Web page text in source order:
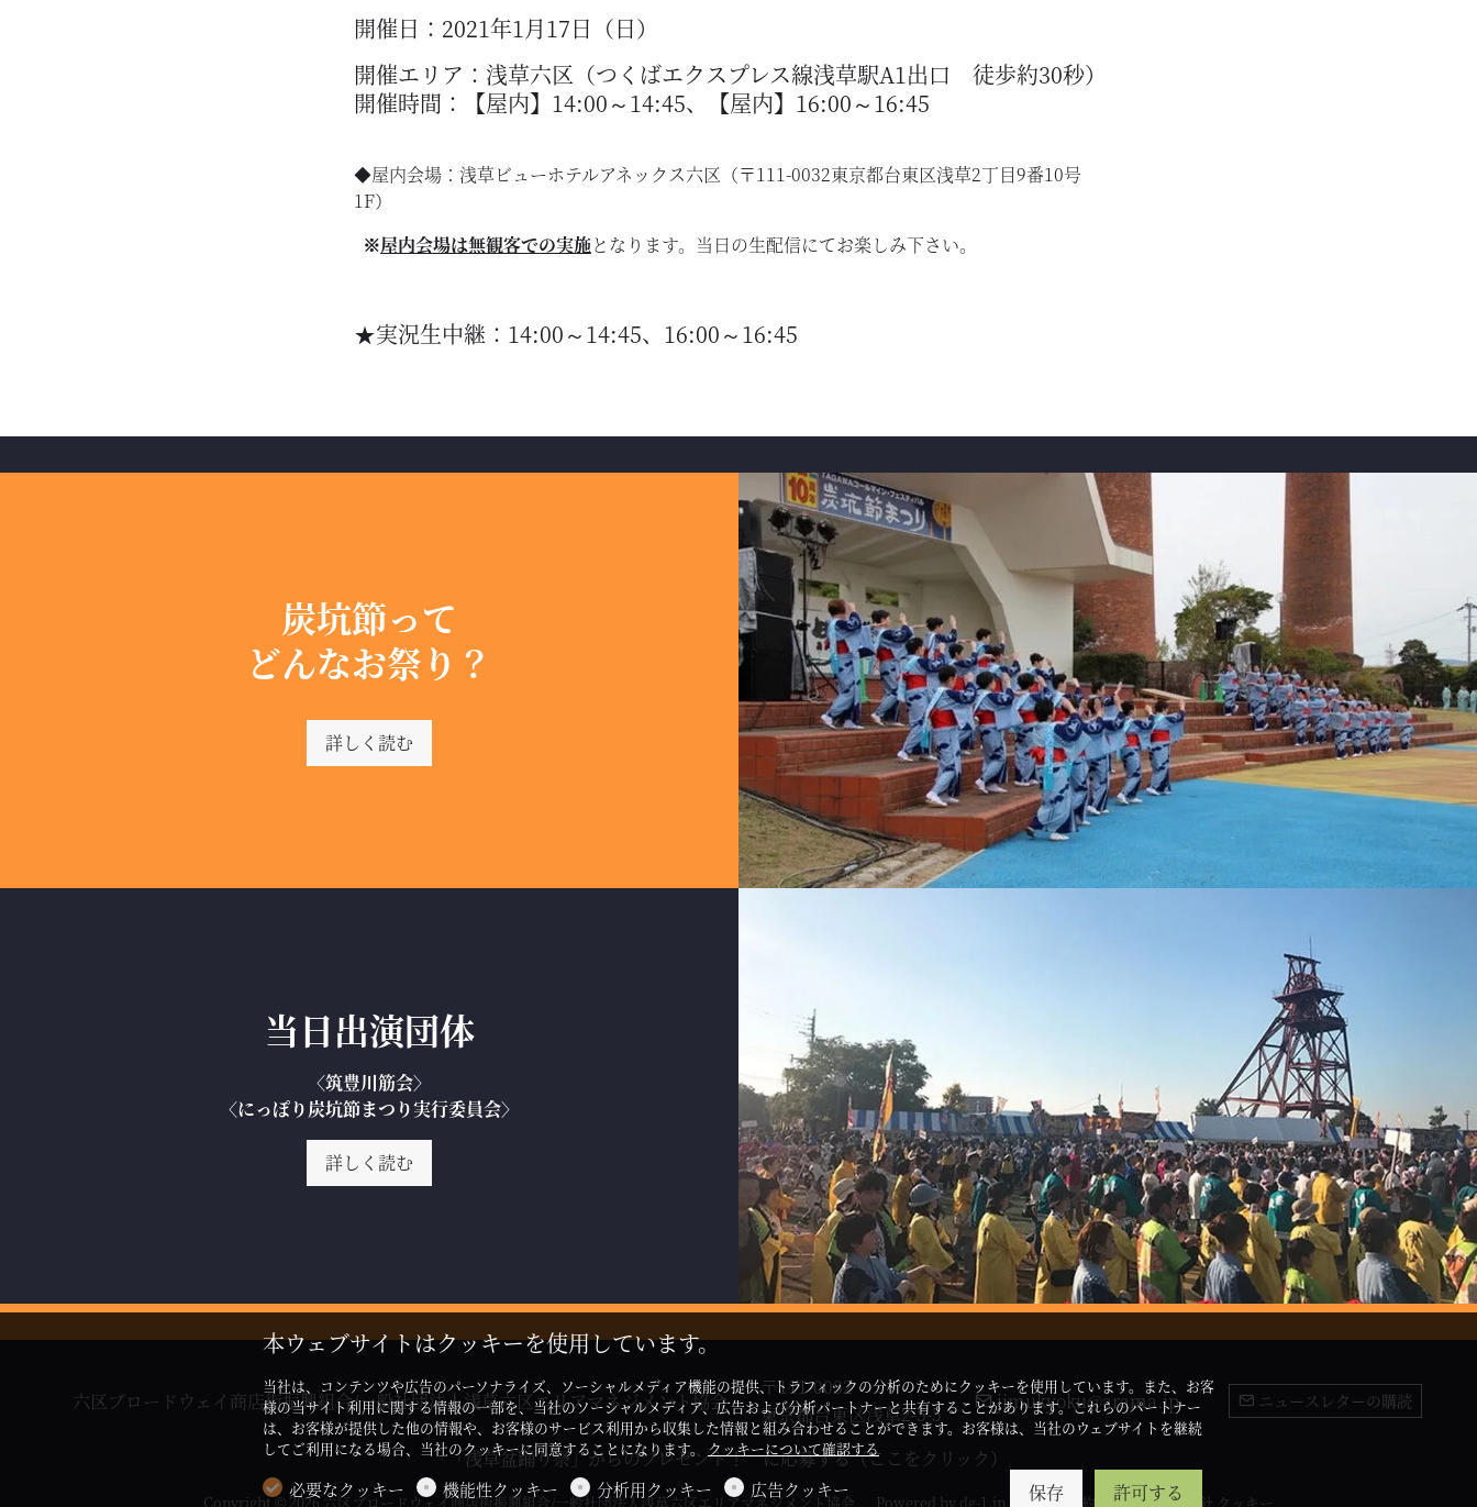
開催日：2021年1月17日（日）
開催エリア：浅草六区（つくばエクスプレス線浅草駅A1出口 徒歩約30秒）
開催時間：【屋内】14:00～14:45、【屋内】16:00～16:45
◆屋内会場：浅草ビューホテルアネックス六区（〒111-0032東京都台東区浅草2丁目9番10号
1F）
※屋内会場は無観客での実施となります。当日の生配信にてお楽しみ下さい。
★実況生中継：14:00～14:45、16:00～16:45
炭坑節って
どんなお祭り？
詳しく読む
当日出演団体
〈筑豊川筋会〉
〈にっぽり炭坑節まつり実行委員会〉
詳しく読む
六区ブロードウェイ商店街振興組合/一般社団法人浅草六区エリアマネジメント協会
〒111-0032
東京都台東区浅草2-5-5
jimukyoku@arama.jp ニュースレターの購読
「浅草盆踊り祭」からのプレゼント！ に応募する（ここをクリック）
Copyright © 2026 六区ブロードウェイ商店街振興組合/一般社団法人浅草六区エリアマネジメント協会 Powered by dg-1.jp 利用規約 個人情報保護方針 クッキー
本ウェブサイトはクッキーを使用しています。
当社は、コンテンツや広告のパーソナライズ、ソーシャルメディア機能の提供、トラフィックの分析のためにクッキーを使用しています。また、お客
様の当サイト利用に関する情報の一部を、当社のソーシャルメディア、広告および分析パートナーと共有することがあります。これらのパートナー
は、お客様が提供した他の情報や、お客様のサービス利用から収集した情報と組み合わせることができます。お客様は、当社のウェブサイトを継続
してご利用になる場合、当社のクッキーに同意することになります。
クッキーについて確認する
必要なクッキー 機能性クッキー 分析用クッキー 広告クッキー 許可する
保存